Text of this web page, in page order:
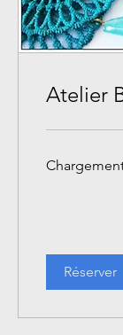
Atelier
Réserver